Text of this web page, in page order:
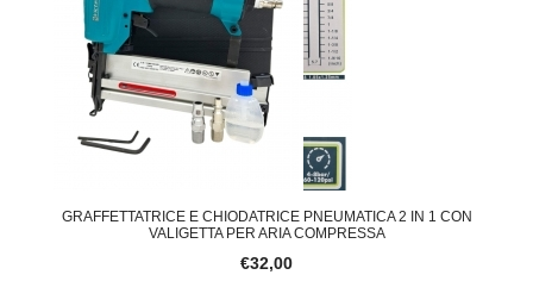
GRAFFETTATRICE E CHIODATRICE PNEUMATICA 2 IN 1 CON
VALIGETTA PER ARIA COMPRESSA
€32,00